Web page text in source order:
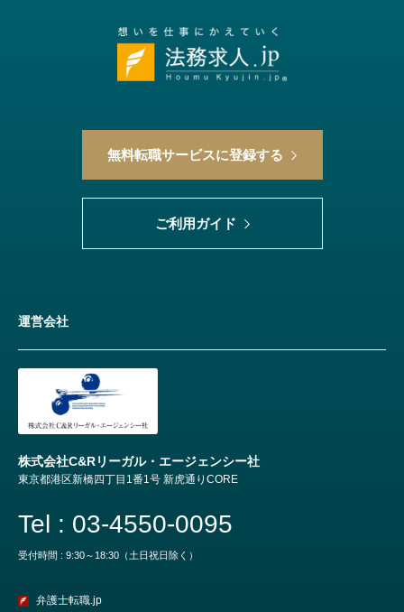
無料転職サービスに登録する
ご利用ガイド
弁護士転職.jp
運営会社
株式会社C&Rリーガル・エージェンシー社
東京都港区新橋四丁目1番1号 新虎通りCORE
Tel : 03-4550-0095
受付時間 : 9:30～18:30（土日祝日除く）